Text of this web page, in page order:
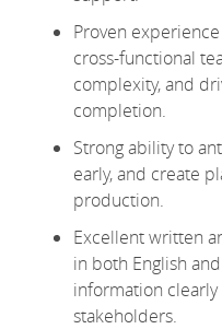
Proven
cross-functional
complexity, and
completion.
Strong ability to
early, and create
production.
Excellent written
in both English
information clearly
stakeholders.